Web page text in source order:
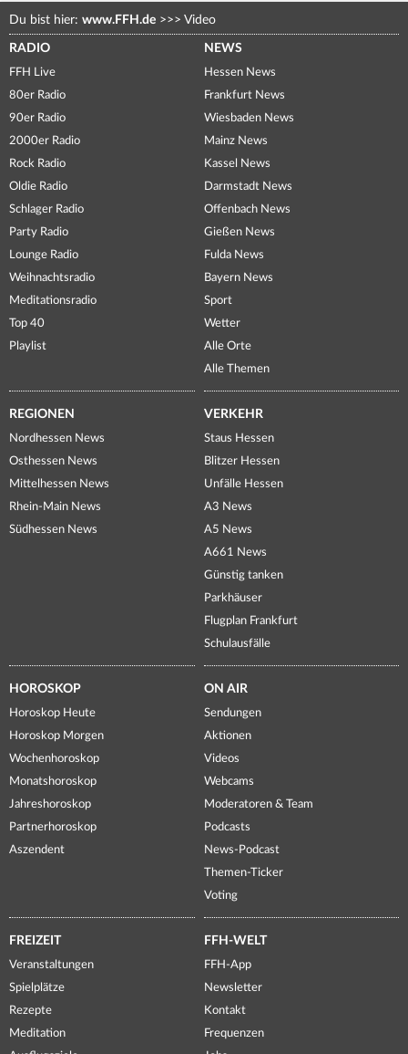
Du bist hier: www.FFH.de >>> Video
RADIO
FFH Live
80er Radio
90er Radio
2000er Radio
Rock Radio
Oldie Radio
Schlager Radio
Party Radio
Lounge Radio
Weihnachtsradio
Meditationsradio
Top 40
Playlist
NEWS
Hessen News
Frankfurt News
Wiesbaden News
Mainz News
Kassel News
Darmstadt News
Offenbach News
Gießen News
Fulda News
Bayern News
Sport
Wetter
Alle Orte
Alle Themen
REGIONEN
Nordhessen News
Osthessen News
Mittelhessen News
Rhein-Main News
Südhessen News
VERKEHR
Staus Hessen
Blitzer Hessen
Unfälle Hessen
A3 News
A5 News
A661 News
Günstig tanken
Parkhäuser
Flugplan Frankfurt
Schulausfälle
HOROSKOP
Horoskop Heute
Horoskop Morgen
Wochenhoroskop
Monatshoroskop
Jahreshoroskop
Partnerhoroskop
Aszendent
ON AIR
Sendungen
Aktionen
Videos
Webcams
Moderatoren & Team
Podcasts
News-Podcast
Themen-Ticker
Voting
FREIZEIT
Veranstaltungen
Spielplätze
Rezepte
Meditation
FFH-WELT
FFH-App
Newsletter
Kontakt
Frequenzen